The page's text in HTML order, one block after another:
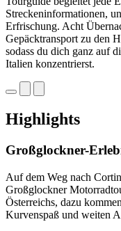
Streckeninformationen,
Erfrischung. Acht
Gepäcktransport zu den
sodass du dich ganz auf
Italien konzentrierst.
Highlights
Großglockner-
Auf dem Weg nach
Großglockner
Österreichs, dazu
Kurvenspaß und weiten